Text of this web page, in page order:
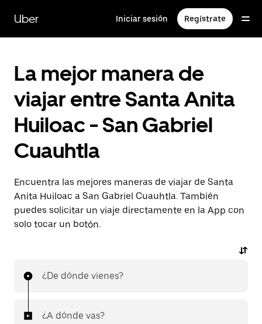
contenido
principal
Uber Iniciar sesión Regístrate
La mejor manera de
viajar entre Santa Anita
Huiloac - San Gabriel
Cuauhtla
Encuentra las mejores maneras de viajar de Santa
Anita Huiloac a San Gabriel Cuauhtla. También
puedes solicitar un viaje directamente en la App con
solo tocar un botón.
¿De dónde vienes?
¿A dónde vas?